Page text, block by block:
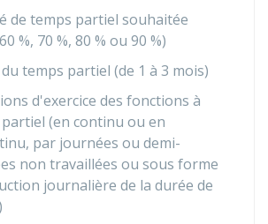
de temps partiel souhaitée
60 %, 70 %, 80 % ou 90 %)
temps partiel (de 1 à 3 mois)
d'exercice des fonctions à
(en continu ou en
par journées ou demi-
non travaillées ou sous forme
journalière de la durée de